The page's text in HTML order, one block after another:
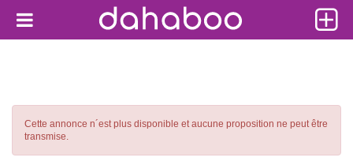
Cette annonce n´est plus disponible et aucune proposition ne peut être
transmise.